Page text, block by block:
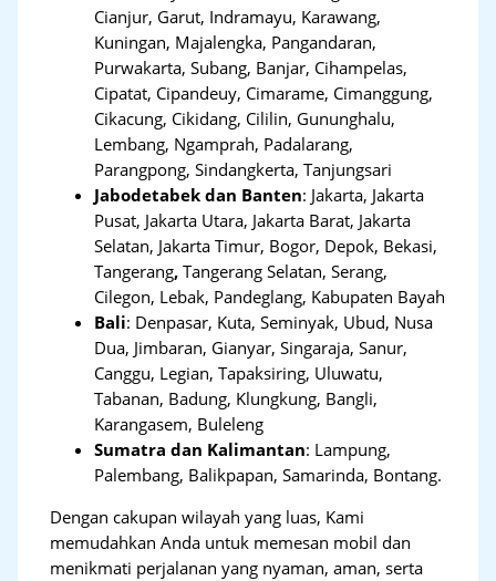
Cianjur, Garut, Indramayu, Karawang,
Kuningan, Majalengka, Pangandaran,
Purwakarta, Subang, Banjar, Cihampelas,
Cipatat, Cipandeuy, Cimarame, Cimanggung,
Cikacung, Cikidang, Cililin, Gununghalu,
Lembang, Ngamprah, Padalarang,
Parangpong, Sindangkerta, Tanjungsari
Jabodetabek dan Banten: Jakarta, Jakarta
Pusat, Jakarta Utara, Jakarta Barat, Jakarta
Selatan, Jakarta Timur, Bogor, Depok, Bekasi,
Tangerang,Tangerang Selatan, Serang,
Cilegon, Lebak, Pandeglang, Kabupaten Bayah
Bali: Denpasar, Kuta, Seminyak, Ubud, Nusa
Dua, Jimbaran, Gianyar, Singaraja, Sanur,
Canggu, Legian, Tapaksiring, Uluwatu,
Tabanan, Badung, Klungkung, Bangli,
Karangasem, Buleleng
Sumatra dan Kalimantan: Lampung,
Palembang, Balikpapan, Samarinda, Bontang.
Dengan cakupan wilayah yang luas, Kami
memudahkan Anda untuk memesan mobil dan
menikmati perjalanan yang nyaman, aman, serta